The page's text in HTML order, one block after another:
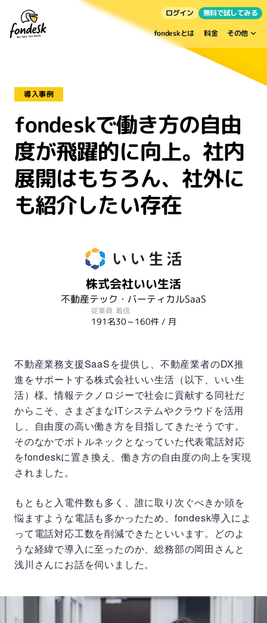
fondeskとは 料金 その他
ログイン 無料で試してみる
導入事例
fondeskで働き方の自由
度が飛躍的に向上。社内
展開はもちろん、社外に
も紹介したい存在
株式会社いい生活
不動産テック・バーティカルSaaS
従業員
191名
着信
30～160件 / 月
不動産業務支援SaaSを提供し、不動産業者のDX推
進をサポートする株式会社いい生活（以下、いい生
活）様。情報テクノロジーで社会に貢献する同社だ
からこそ、さまざまなITシステムやクラウドを活用
し、自由度の高い働き方を目指してきたそうです。
そのなかでボトルネックとなっていた代表電話対応
をfondeskに置き換え、働き方の自由度の向上を実現
されました。
もともと入電件数も多く、誰に取り次ぐべきか頭を
悩ますような電話も多かったため、fondesk導入によ
って電話対応工数を削減できたといいます。どのよ
うな経緯で導入に至ったのか、総務部の岡田さんと
浅川さんにお話を伺いました。